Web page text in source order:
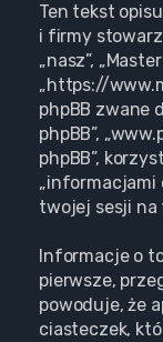
Ten tekst
i firmy
„nasz”,
„https://
phpBB zwane
phpBB”,
phpBB”,
„informacjami
twojej sesji na
Informacje o
pierwsze,
powoduje, że
ciasteczek,